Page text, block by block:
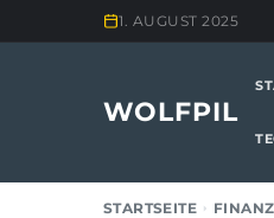
1. AUGUST 2025
WOLFPIL
STARTSEITE